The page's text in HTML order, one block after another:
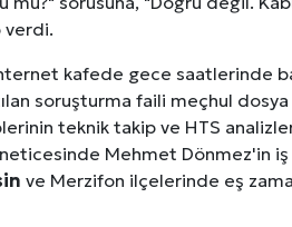
verdi.
kafede gece saatlerinde
soruşturma faili meçhul dosya
teknik takip ve HTS
Mehmet Dönmez'in
ve Merzifon ilçelerinde eş